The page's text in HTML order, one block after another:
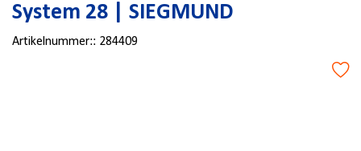
System 28 | SIEGMUND
Artikelnummer:: 284409